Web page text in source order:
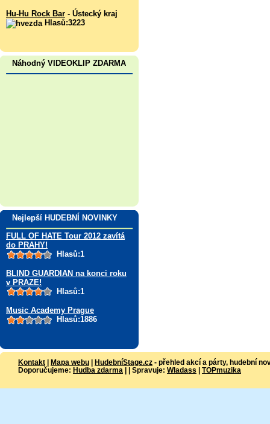
Hu-Hu Rock Bar - Ústecký kraj
Hlasů:3223
Náhodný VIDEOKLIP ZDARMA
Nejlepší HUDEBNÍ NOVINKY
FULL OF HATE Tour 2012 zavítá
do PRAHY!
Hlasů:1
BLIND GUARDIAN na konci roku
v PRAZE!
Hlasů:1
Music Academy Prague
Hlasů:1886
Kontakt | Mapa webu | HudebníStage.cz - přehled akcí a párty, hudební
Doporučujeme: Hudba zdarma | | Spravuje: Wladass | TOPmuzika